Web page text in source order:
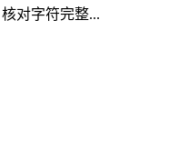
对字符完整...